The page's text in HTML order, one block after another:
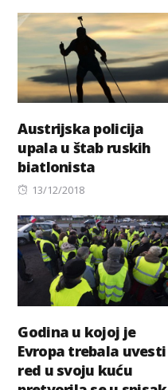
Austrijska policija
upala u štab ruskih
biatlonista
Posted
13/12/2018
Godina u kojoj je
Evropa trebala uvesti
red u svoju kuću